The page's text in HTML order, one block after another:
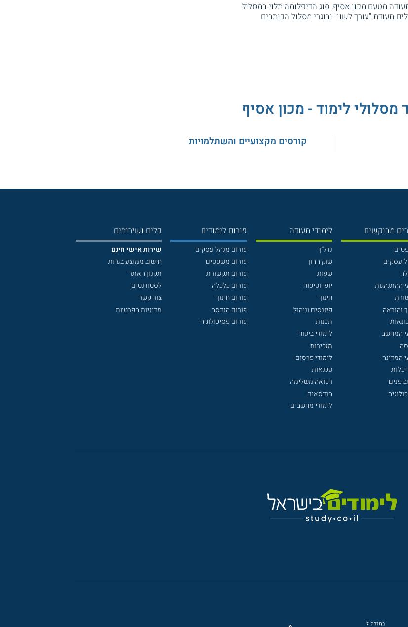
מטעם מכון אסיף, סוג הדיפלומה תלוי במסלול
תעודת "עורך לשון" ובוגרי מסלול הכותבים
מסלולי לימוד - מכון אסיף
קורסים מקצועיים והשתלמויות
מבוקשים
עסקים
ההתנהגות
והוראה
המחשב
המדינה
פנים
לימודי תעודה
נדל"ן
שוק ההון
שפות
יופי וטיפוח
חינוך
פיננסים וניהול
תכנות
לימודי ביטוח
מזכירות
לימודי פרסום
טכנאות
רפואה משלימה
הנדסאים
לימודי מחשבים
פורום לימודים
פורום מנהל עסקים
פורום משפטים
פורום תקשורת
פורום כלכלה
פורום חינוך
פורום הנדסה
פורום פסיכולוגיה
כלים ושירותים
שירות אישי חינם
חישוב ממוצע בגרות
תקנון האתר
לסטודנטים
צור קשר
מדיניות הפרטיות